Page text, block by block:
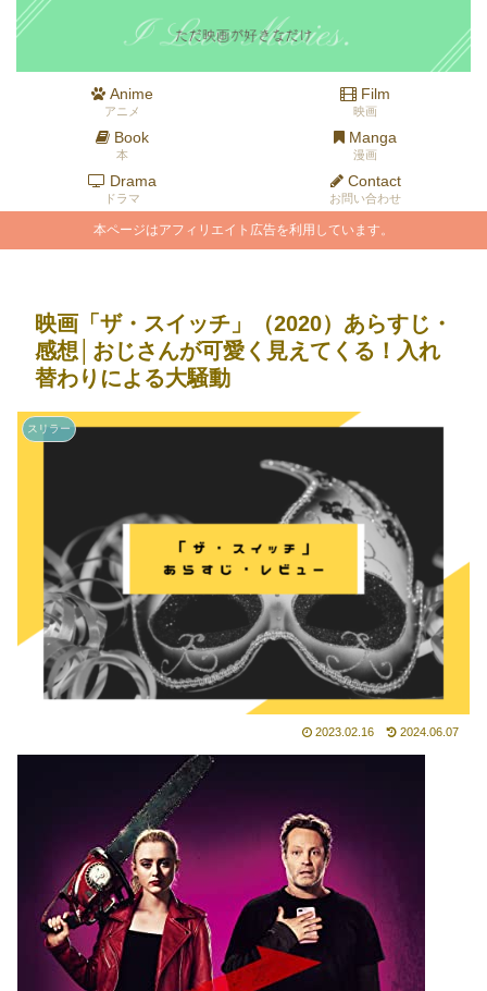
Anime
アニメ
Film
映画
Book
本
Manga
漫画
Drama
ドラマ
Contact
お問い合わせ
本ページはアフィリエイト広告を利用しています。
映画「ザ・スイッチ」（2020）あらすじ・
感想│おじさんが可愛く見えてくる！入れ
替わりによる大騒動
スリラー
2023.02.16 2024.06.07